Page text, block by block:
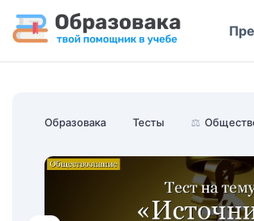
Образовака Тесты ⚖️